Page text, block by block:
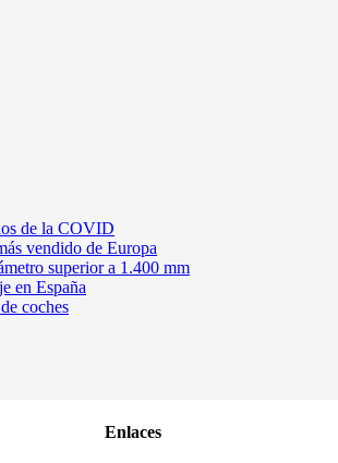
de la COVID
vendido de Europa
superior a 1.400 mm
en España
coches
Enlaces